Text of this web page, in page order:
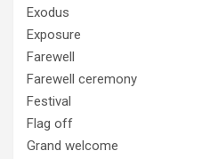
Exodus
Exposure
Farewell
Farewell ceremony
Festival
Flag off
Grand welcome